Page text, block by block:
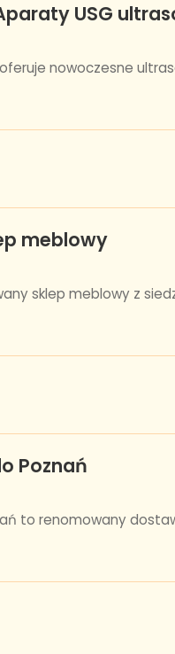
USG
oferuje nowoczesne
meblowy
sklep meblowy z
Poznań
to renomowany